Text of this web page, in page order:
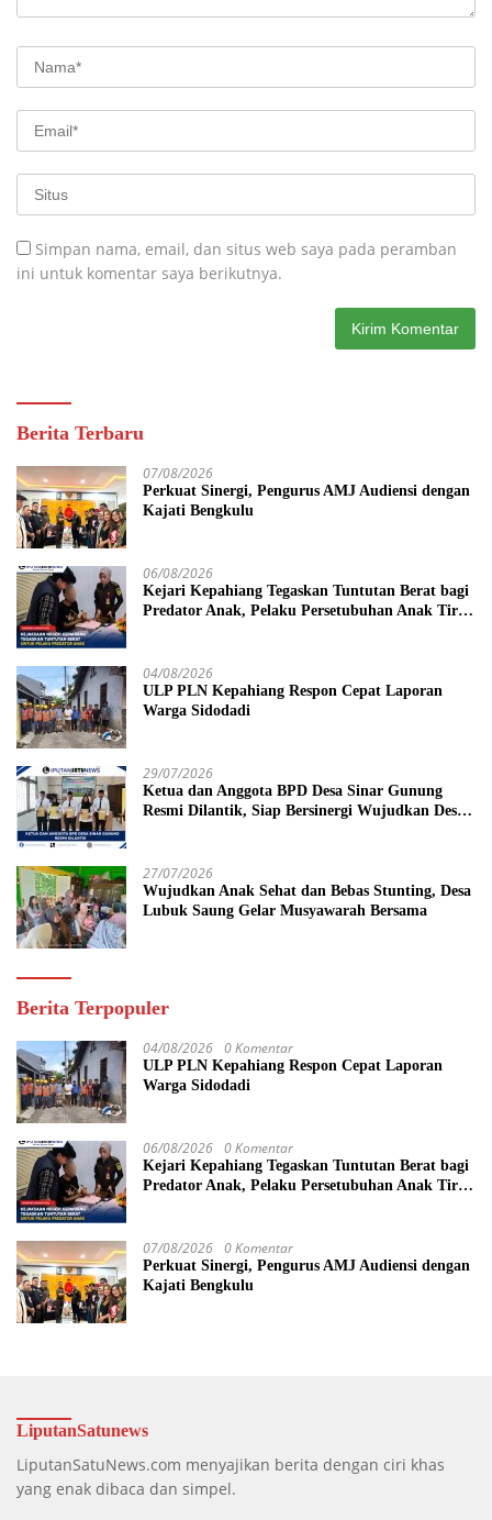
Simpan nama, email, dan situs web saya pada peramban
ini untuk komentar saya berikutnya.
Berita Terbaru
07/08/2026
Perkuat Sinergi, Pengurus AMJ Audiensi dengan
Kajati Bengkulu
06/08/2026
Kejari Kepahiang Tegaskan Tuntutan Berat bagi
Predator Anak, Pelaku Persetubuhan Anak Tiri
04/08/2026
ULP PLN Kepahiang Respon Cepat Laporan
Warga Sidodadi
29/07/2026
Ketua dan Anggota BPD Desa Sinar Gunung
Resmi Dilantik, Siap Bersinergi Wujudkan Desa
27/07/2026
Wujudkan Anak Sehat dan Bebas Stunting, Desa
Lubuk Saung Gelar Musyawarah Bersama
Berita Terpopuler
04/08/2026 0 Komentar
ULP PLN Kepahiang Respon Cepat Laporan
Warga Sidodadi
06/08/2026 0 Komentar
Kejari Kepahiang Tegaskan Tuntutan Berat bagi
Predator Anak, Pelaku Persetubuhan Anak Tiri
07/08/2026 0 Komentar
Perkuat Sinergi, Pengurus AMJ Audiensi dengan
Kajati Bengkulu
LiputanSatunews
LiputanSatuNews.com menyajikan berita dengan ciri khas
yang enak dibaca dan simpel.